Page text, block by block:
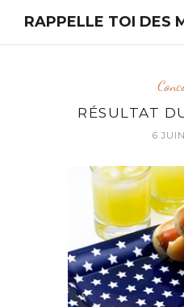
RAPPELLE TOI DES
RÉSULTAT
6